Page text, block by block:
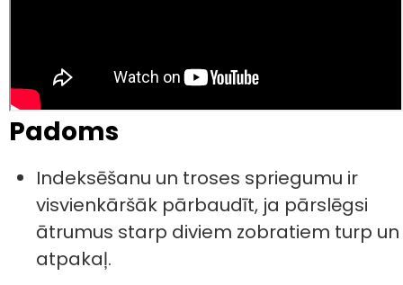
Padoms
Indeksēšanu un troses spriegumu ir
visvienkāršāk pārbaudīt, ja pārslēgsi
ātrumus starp diviem zobratiem turp un
atpakaļ.